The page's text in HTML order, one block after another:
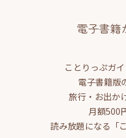
電子書籍
ことりっぷガ
電子書籍版
旅行・お出か
月額500
読み放題になる「